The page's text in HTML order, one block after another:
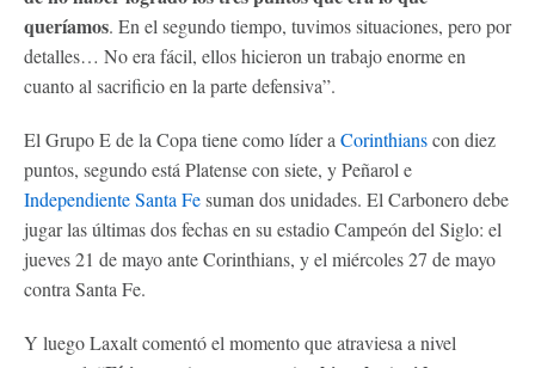
queríamos. En el segundo tiempo, tuvimos situaciones, pero por
detalles… No era fácil, ellos hicieron un trabajo enorme en
cuanto al sacrificio en la parte defensiva”.
El Grupo E de la Copa tiene como líder a Corinthianscon diez
puntos, segundo está Platense con siete, y Peñarol e
Independiente Santa Fesuman dos unidades. El Carbonero debe
jugar las últimas dos fechas en su estadio Campeón del Siglo: el
jueves 21 de mayo ante Corinthians, y el miércoles 27 de mayo
contra Santa Fe.
Y luego Laxalt comentó el momento que atraviesa a nivel